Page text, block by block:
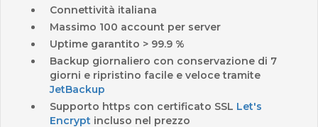
Connettività italiana
Massimo 100 account per server
Uptime garantito > 99.9 %
Backup giornaliero con conservazione di 7
giorni e ripristino facile e velocetramite
JetBackup
Supporto https con certificato SSL Let's
Encrypt incluso nel prezzo